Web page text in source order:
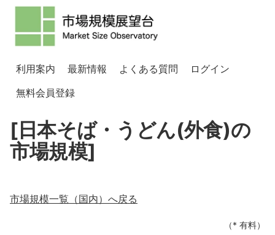
利用案内 最新情報 よくある質問
ログイン
無料会員登録
[日本そば・うどん(外食)の
市場規模]
市場規模一覧（国内）へ戻る
（* 有料）